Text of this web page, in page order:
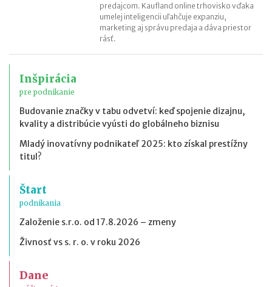
predajcom. Kaufland online trhovisko vďaka
umelej inteligencii uľahčuje expanziu,
marketing aj správu predaja a dáva priestor
rásť.
Inšpirácia
pre podnikanie
Budovanie značky v tabu odvetví: keď spojenie dizajnu,
kvality a distribúcie vyústi do globálneho biznisu
Mladý inovatívny podnikateľ 2025: kto získal prestížny
titul?
Štart
podnikania
Založenie s.r.o. od 17.8.2026 – zmeny
Živnosť vs s. r. o. v roku 2026
Dane